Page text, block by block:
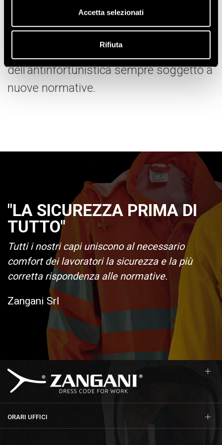
Accetta selezionati
Rifiuta
La nostra azienda è costantemente
aggiornata sulle leggi che
regolamentano il campo
dell'antinfortunistica sempre soggetto a
nuove normative.
"LA SICUREZZA PRIMA DI
TUTTO"
Tutti i nostri capi uniscono al necessario
comfort dei lavoratori la sicurezza e la più
corretta rispondenza alle normative.
Zangani Srl
ORARI UFFICI